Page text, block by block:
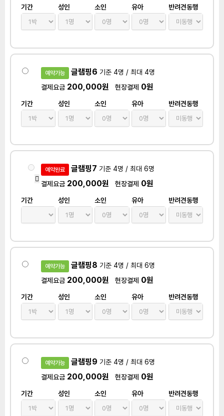
기간 성인 소인 유아 반려견동행
예약가능 글램핑6 기준 4명 / 최대 4명
결제요금 200,000원 현장결제 0원
기간 성인 소인 유아 반려견동행
예약완료 글램핑7 기준 4명 / 최대 6명
결제요금 200,000원 현장결제 0원
기간 성인 소인 유아 반려견동행
예약가능 글램핑8 기준 4명 / 최대 6명
결제요금 200,000원 현장결제 0원
기간 성인 소인 유아 반려견동행
예약가능 글램핑9 기준 4명 / 최대 6명
결제요금 200,000원 현장결제 0원
기간 성인 소인 유아 반려견동행